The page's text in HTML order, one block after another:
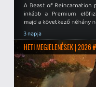
A Beast of Reincarnation
inkább a Premium
majd a következő néhány
3 napja
HETI MEGJELENÉSEK | 2026